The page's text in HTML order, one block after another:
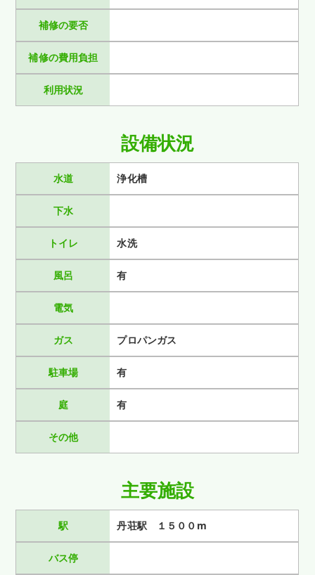
補修の要否
補修の費用負担
利用状況
設備状況
水道 浄化槽
下水
トイレ 水洗
風呂 有
電気
ガス プロパンガス
駐車場 有
庭 有
その他
主要施設
駅 丹荘駅 １５００m
バス停